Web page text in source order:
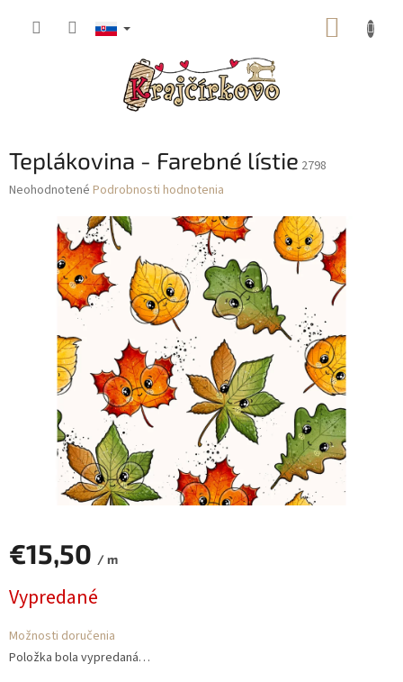
Teplákovina - Farebné lístie 2798
Priemerné
produktu
hviezdičiek.
Neohodnotené Podrobnosti hodnotenia
€15,50 / m
cena:
Vypredané
Možnosti doručenia
Položka bola vypredaná…